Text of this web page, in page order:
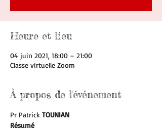
Heure et lieu
04 juin 2021, 18:00 – 21:00
Classe virtuelle Zoom
À propos de l'événement
Pr Patrick TOUNIAN
Résumé